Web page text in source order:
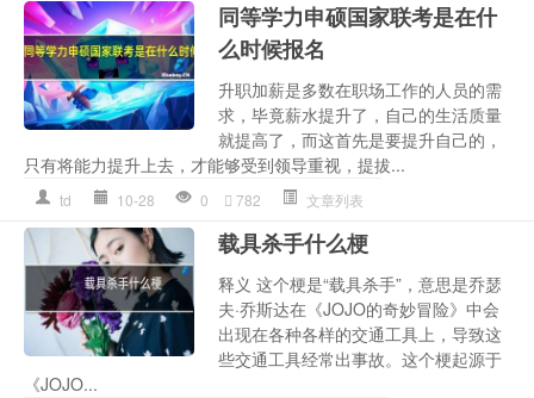
同等学力申硕国家联考是在什
么时候报名
升职加薪是多数在职场工作的人员的需
求，毕竟薪水提升了，自己的生活质量
就提高了，而这首先是要提升自己的，
只有将能力提升上去，才能够受到领导重视，提拔...
td 10-28 0 782 文章列表
载具杀手什么梗
释义 这个梗是“载具杀手”，意思是乔瑟
夫·乔斯达在《JOJO的奇妙冒险》中会
出现在各种各样的交通工具上，导致这
些交通工具经常出事故。这个梗起源于
《JOJO...